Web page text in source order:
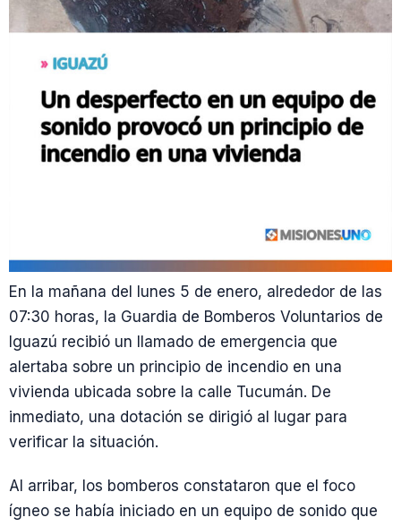
En la mañana del lunes 5 de enero, alrededor de las
07:30 horas, la Guardia de Bomberos Voluntarios de
Iguazú recibió un llamado de emergencia que
alertaba sobre un principio de incendio en una
vivienda ubicada sobre la calle Tucumán. De
inmediato, una dotación se dirigió al lugar para
verificar la situación.
Al arribar, los bomberos constataron que el foco
ígneo se había iniciado en un equipo de sonido que